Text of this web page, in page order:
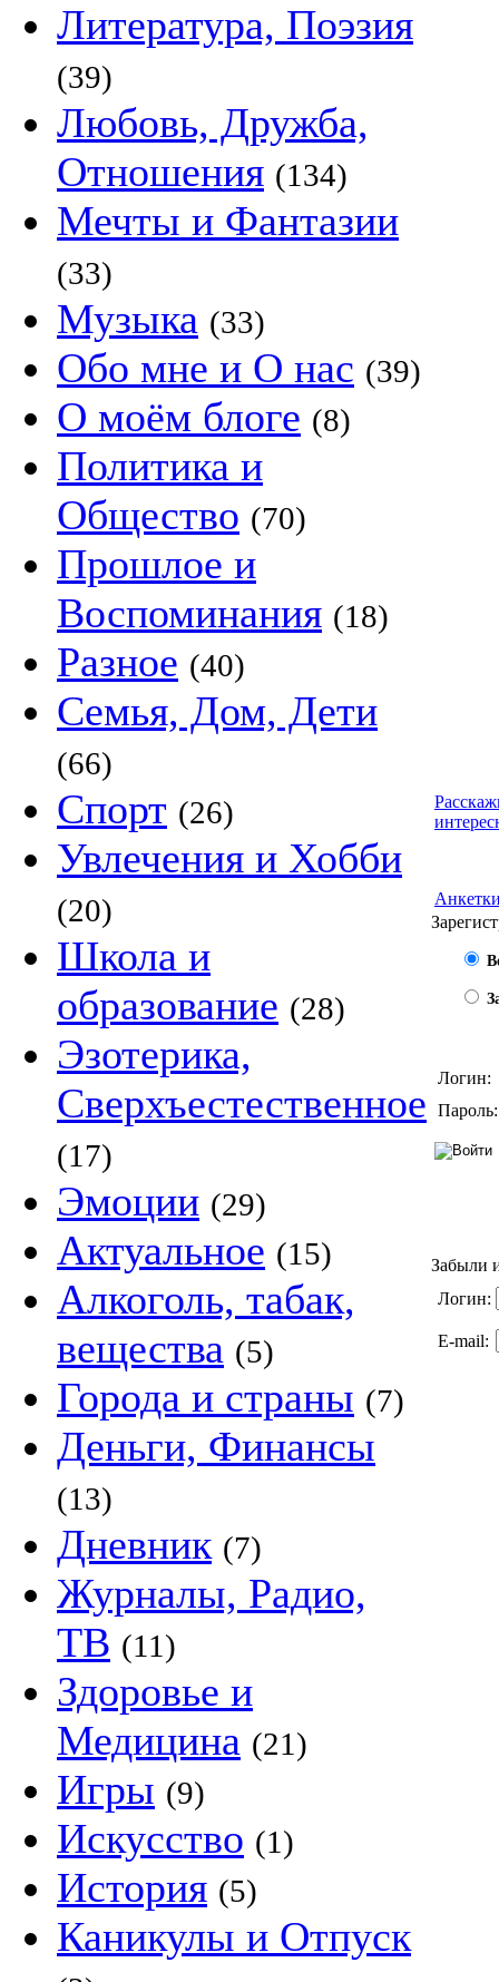
Литература, Поэзия
(39)
Любовь, Дружба,
Отношения (134)
Мечты и Фантазии
(33)
Музыка (33)
Обо мне и О нас (39)
О моём блоге (8)
Политика и
Общество (70)
Прошлое и
Воспоминания (18)
Разное (40)
Семья, Дом, Дети
(66)
Спорт (26)
Увлечения и Хобби
(20)
Школа и
образование (28)
Эзотерика,
Сверхъестественное
(17)
Эмоции (29)
Актуальное (15)
Алкоголь, табак,
вещества (5)
Города и страны (7)
Деньги, Финансы
(13)
Дневник (7)
Журналы, Радио,
ТВ (11)
Здоровье и
Медицина (21)
Игры (9)
Искусство (1)
История (5)
Каникулы и Отпуск
Логин:
Пароль:
Забыли
Логин:
E-mail: